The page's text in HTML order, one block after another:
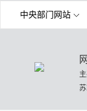
中央部门网站